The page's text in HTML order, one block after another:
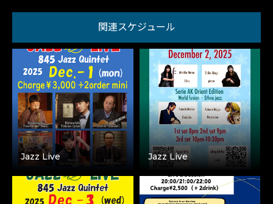
関連スケジュール
Jazz Live Jazz Live